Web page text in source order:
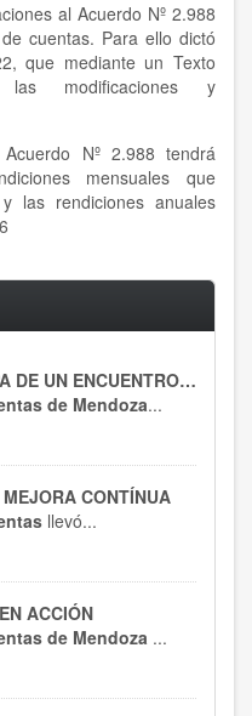
al Acuerdo Nº 2.988
cuentas. Para ello dictó
que mediante un Texto
modificaciones y
Nº 2.988 tendrá
mensuales que
las rendiciones anuales
EL HTC PARTICIPA DE UN ENCUENTRO CLAVE
de Mendoza...
CONTÍNUA
llevó...
ACCIÓN
de Mendoza ...